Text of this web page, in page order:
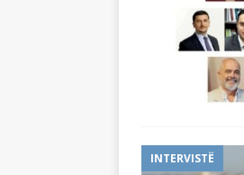
INTERVISTË